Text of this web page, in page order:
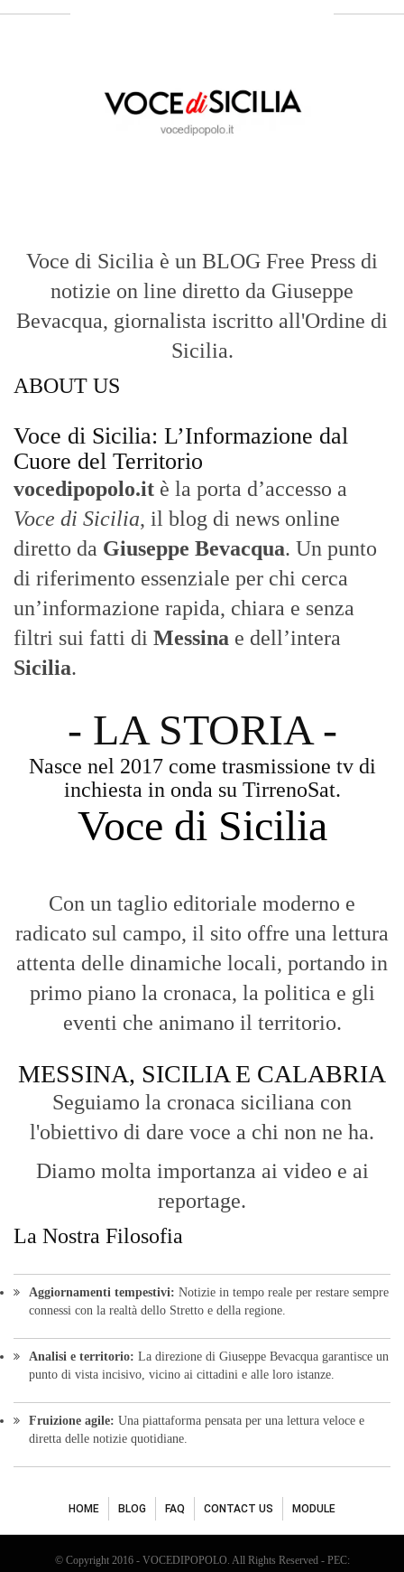
Voce di Sicilia è un BLOG Free Press di
notizie on line diretto da Giuseppe
Bevacqua, giornalista iscritto all'Ordine di
Sicilia.
ABOUT US
Voce di Sicilia: L’Informazione dal
Cuore del Territorio
vocedipopolo.it è la porta d’accesso a
Voce di Sicilia, il blog di news online
diretto da Giuseppe Bevacqua. Un punto
di riferimento essenziale per chi cerca
un’informazione rapida, chiara e senza
filtri sui fatti di Messina e dell’intera
Sicilia.
- LA STORIA -
Nasce nel 2017 come trasmissione tv di
inchiesta in onda su TirrenoSat.
Voce di Sicilia
Con un taglio editoriale moderno e
radicato sul campo, il sito offre una lettura
attenta delle dinamiche locali, portando in
primo piano la cronaca, la politica e gli
eventi che animano il territorio.
MESSINA, SICILIA E CALABRIA
Seguiamo la cronaca siciliana con
l'obiettivo di dare voce a chi non ne ha.
Diamo molta importanza ai video e ai
reportage.
La Nostra Filosofia
Aggiornamenti tempestivi: Notizie in tempo reale per restare sempre
connessi con la realtà dello Stretto e della regione.
Analisi e territorio: La direzione di Giuseppe Bevacqua garantisce un
punto di vista incisivo, vicino ai cittadini e alle loro istanze.
Fruizione agile: Una piattaforma pensata per una lettura veloce e
diretta delle notizie quotidiane.
HOME BLOG FAQ CONTACT US MODULE
© Copyright 2016 - VOCEDIPOPOLO. All Rights Reserved - PEC: